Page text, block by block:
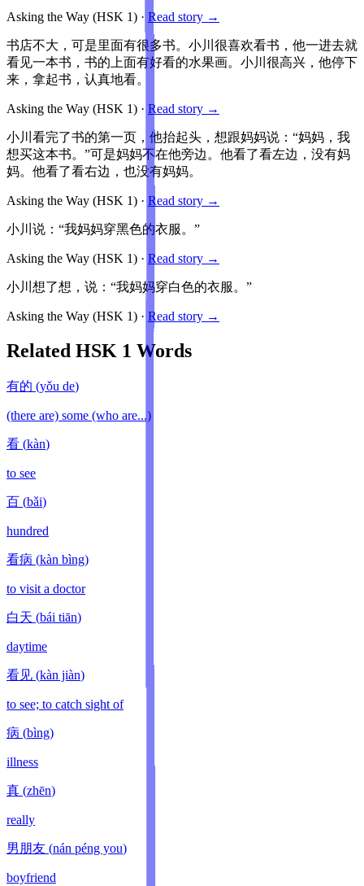
Asking the Way (HSK 1) · Read story →
书店不大，可是里面有很多书。小川很喜欢看书，他一进去就
看见一本书，书的上面有好看的水果画。小川很高兴，他停下
来，拿起书，认真地看。
Asking the Way (HSK 1) · Read story →
小川看完了书的第一页，他抬起头，想跟妈妈说：“妈妈，我
想买这本书。”可是妈妈不在他旁边。他看了看左边，没有妈
妈。他看了看右边，也没有妈妈。
Asking the Way (HSK 1) · Read story →
小川说：“我妈妈穿黑色的衣服。”
Asking the Way (HSK 1) · Read story →
小川想了想，说：“我妈妈穿白色的衣服。”
Asking the Way (HSK 1) · Read story →
Related HSK 1 Words
有的 (yǒu de)
(there are) some (who are...)
看 (kàn)
to see
百 (bǎi)
hundred
看病 (kàn bìng)
to visit a doctor
白天 (bái tiān)
daytime
看见 (kàn jiàn)
to see; to catch sight of
病 (bìng)
illness
真 (zhēn)
really
男朋友 (nán péng you)
boyfriend